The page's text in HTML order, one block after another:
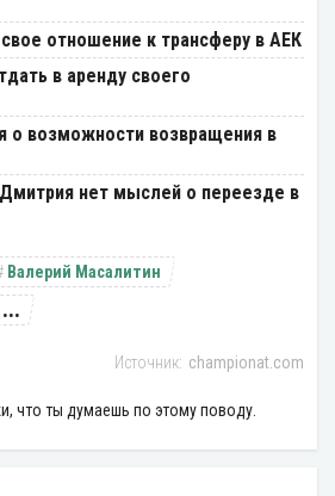
отношение к трансферу в АЕК
в аренду своего
о возможности возвращения в
нет мыслей о переезде в
Валерий Масалитин
...
championat.com
что ты думаешь по этому поводу.